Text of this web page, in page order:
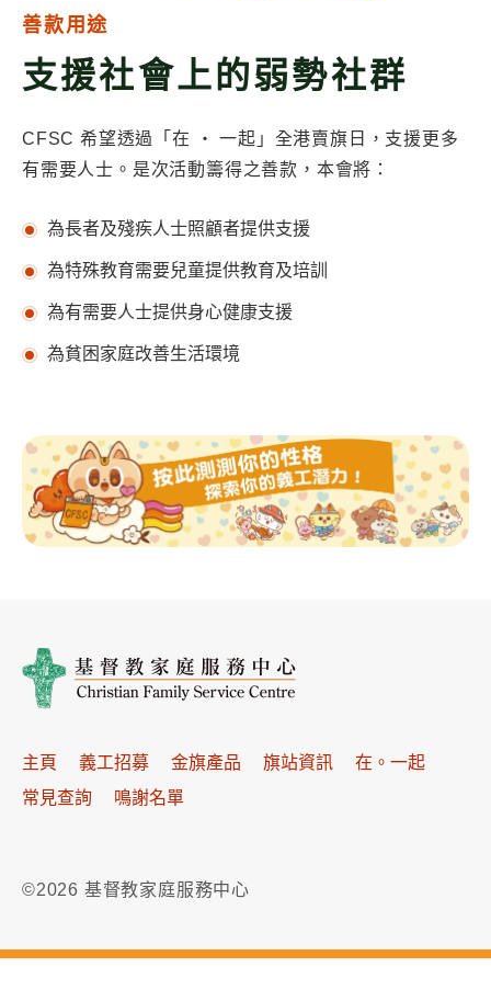
善款用途
支援社會上的弱勢社群
CFSC 希望透過「在 ‧ 一起」全港賣旗日，支援更多
有需要人士。是次活動籌得之善款，本會將：
為長者及殘疾人士照顧者提供支援
為特殊教育需要兒童提供教育及培訓
為有需要人士提供身心健康支援
為貧困家庭改善生活環境
主頁 義工招募 金旗產品 旗站資訊
在。一起
常見查詢
鳴謝名單
©2026 基督教家庭服務中心